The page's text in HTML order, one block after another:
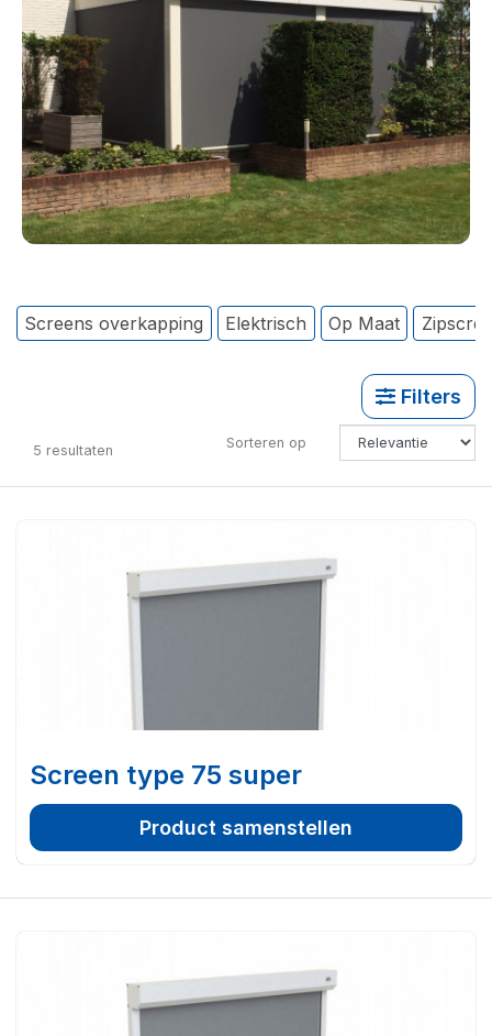
Screens overkapping Elektrisch Op Maat
Filters
5 resultaten Sorteren op
Screen type 75 super
Product samenstellen